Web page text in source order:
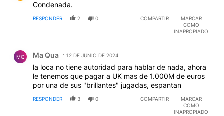
Condenada.
RESPONDER 2 0 COMPARTIR
MARCAR
COMO
INAPROPIADO
MQ Ma Qua 12 DE JUNIO DE 2024
la loca no tiene autoridad para hablar de nada, ahora
le tenemos que pagar a UK mas de 1.000M de euros
por una de sus "brillantes" jugadas, espantan
RESPONDER 3 0 COMPARTIR
MARCAR
COMO
INAPROPIADO